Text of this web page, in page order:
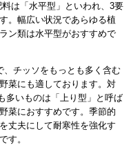
料は「水平型」といわれ、3要
。幅広い状況であらゆる植
ン類は水平型がおすすめで
、チッソをもっとも多く含む
菜にも適しております。対
多いものは「上り型」と呼ば
菜におすすめです。季節的
丈夫にして耐寒性を強化す
す。